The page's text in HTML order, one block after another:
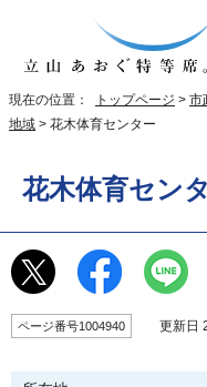
現在の位置： トップページ > 市
地域 > 花木体育センター
花木体育セン
ページ番号1004940 更新日